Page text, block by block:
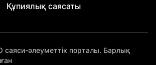
Құпиялық саясаты
саяси-әлеуметтік порталы. Барлық